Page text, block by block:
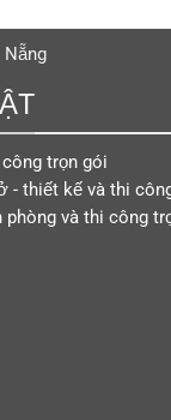
trọn gói
- thiết kế và thi
phòng và thi công